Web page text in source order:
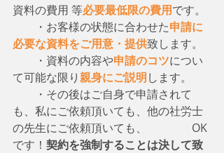
資料の費用 等必要最低限の費用です。
・お客様の状態に合わせた申請に
必要な資料をご用意・提供致します。
・資料の内容や申請のコツについ
て可能な限り親身にご説明します。
・その後はご自身で申請されて
も、私にご依頼頂いても、他の社労士
の先生にご依頼頂いても、　　　　OK
です！ 契約を強制することは決して致